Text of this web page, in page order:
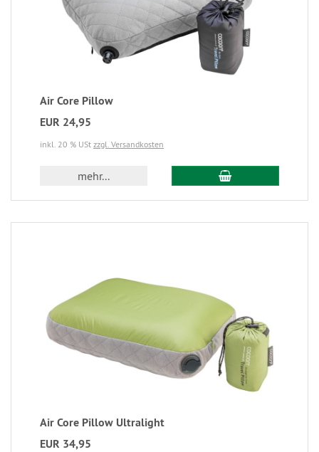
Air Core Pillow
EUR 24,95
inkl. 20 % USt zzgl. Versandkosten
mehr...
Air Core Pillow Ultralight
EUR 34,95